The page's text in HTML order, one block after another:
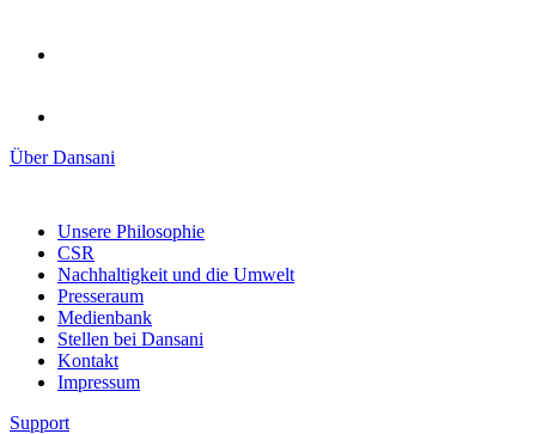
Über Dansani
Unsere Philosophie
CSR
Nachhaltigkeit und die Umwelt
Presseraum
Medienbank
Stellen bei Dansani
Kontakt
Impressum
Support